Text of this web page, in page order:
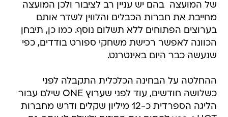
של המועצה  בהם יש עניין רב לציבור ולכן המועצה
מחייבת את חברות הכבלים והלווין לשדר אותם
בערוצים הפתוחים ללא תשלום נוסף. כמו כן, תיבחן
הכוונה לאפשר רכישת משחקי ספורט בודדים, כפי
שנעשה כבר היום באינטרנט.
ההחלטה על הבחינה הכלכלית התקבלה לפני
כשלושה חודשים, עוד לפני שערוץ ONE שילם עבור
הליגה הספרדית כ-12 מיליון שקלים ודרש מחברות